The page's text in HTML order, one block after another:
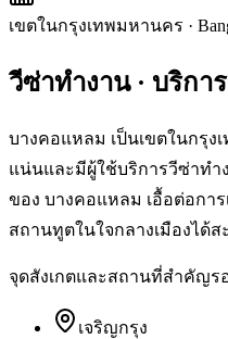
เขตในกรุงเทพมหานคร ·
วีซ่าทำงาน· บริกา
บางคอแหลม เป็นเขตในกรุ
แน่นและมีผู้ใช้บริการวีซ่าทำ
ของ บางคอแหลม เอื้อต่อกา
สถานทูตในใจกลางเมืองได้ส
จุดสังเกตและสถานที่สำคัญร
เจริญกรุง